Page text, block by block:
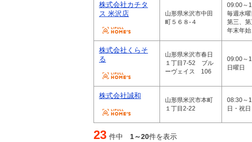
株式会社カチタ
ス 米沢店
山形県米沢市中田
町５６８‐４
09:00～
毎週水曜
第三、第
年末年
株式会社くらそ
る
山形県米沢市春日
１丁目7-52 ブル
ーヴェイス 106
09:00～
日曜日
株式会社誠和
山形県米沢市本町
１丁目2-22
08:30～
日・祝日
23 件中 1～20件を表示